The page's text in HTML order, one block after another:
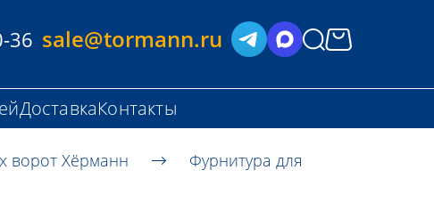
36 sale@tormann.ru
ДоставкаКонтакты
ворот Хёрманн
Фурнитура для